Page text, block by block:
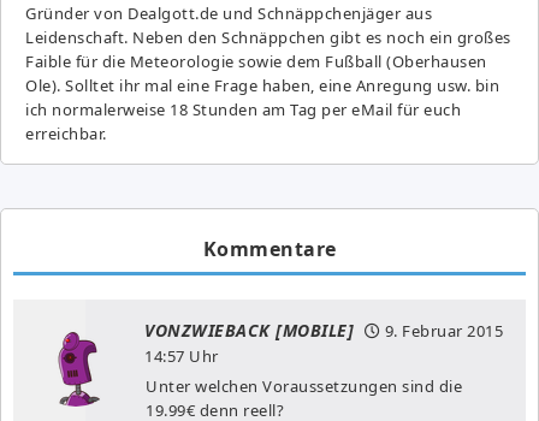
Gründer von Dealgott.de und Schnäppchenjäger aus
Leidenschaft. Neben den Schnäppchen gibt es noch ein großes
Fai­ble für die Meteorologie sowie dem Fußball (Oberhausen
Ole). Solltet ihr mal eine Frage haben, eine Anregung usw. bin
ich normalerweise 18 Stunden am Tag per eMail für euch
erreichbar.
Kommentare
VONZWIEBACK [MOBILE]
9. Februar 2015
14:57 Uhr
Unter welchen Voraussetzungen sind die
19.99€ denn reell?